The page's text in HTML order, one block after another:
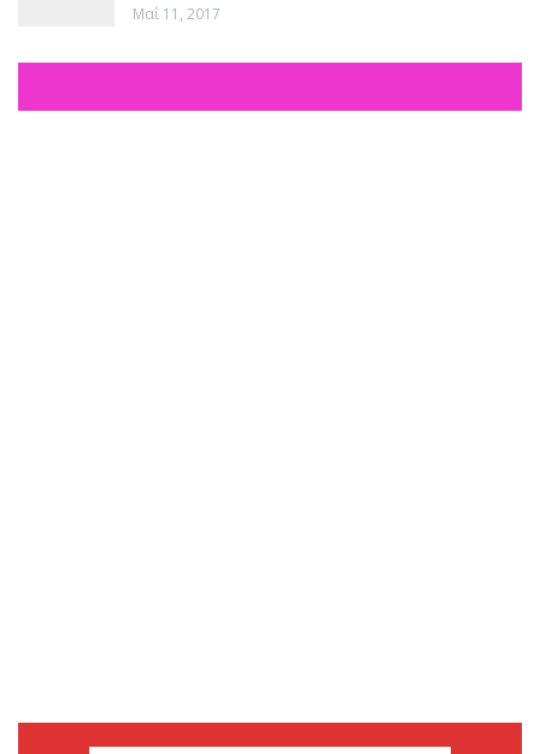
Μαΐ 11, 2017